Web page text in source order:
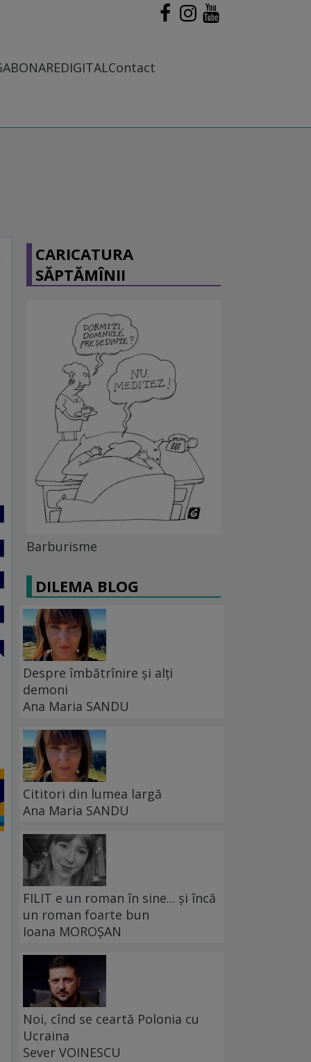
ABONAREDIGITALContact
CARICATURA
SĂPTĂMÎNII
Barburisme
DILEMA BLOG
Despre îmbătrînire și alți
demoni
Ana Maria SANDU
Cititori din lumea largă
Ana Maria SANDU
FILIT e un roman în sine... și încă
un roman foarte bun
Ioana MOROȘAN
Noi, cînd se ceartă Polonia cu
Ucraina
Sever VOINESCU